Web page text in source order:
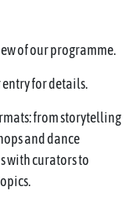
of our programme.
entry for details.
from storytelling
and dance
with curators to